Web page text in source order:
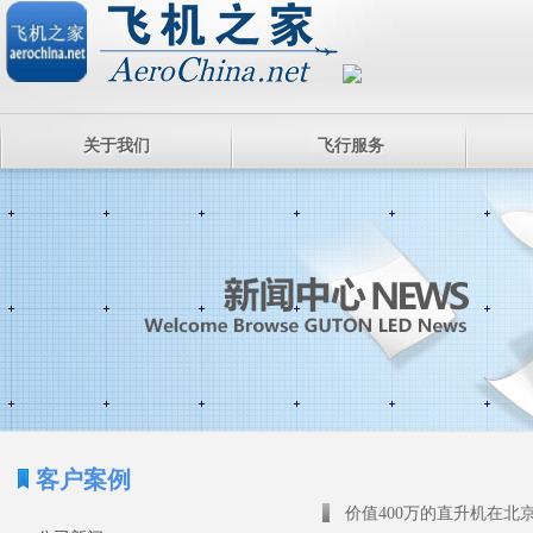
关于我们 飞行服务
客户案例
价值400万的直升机在北